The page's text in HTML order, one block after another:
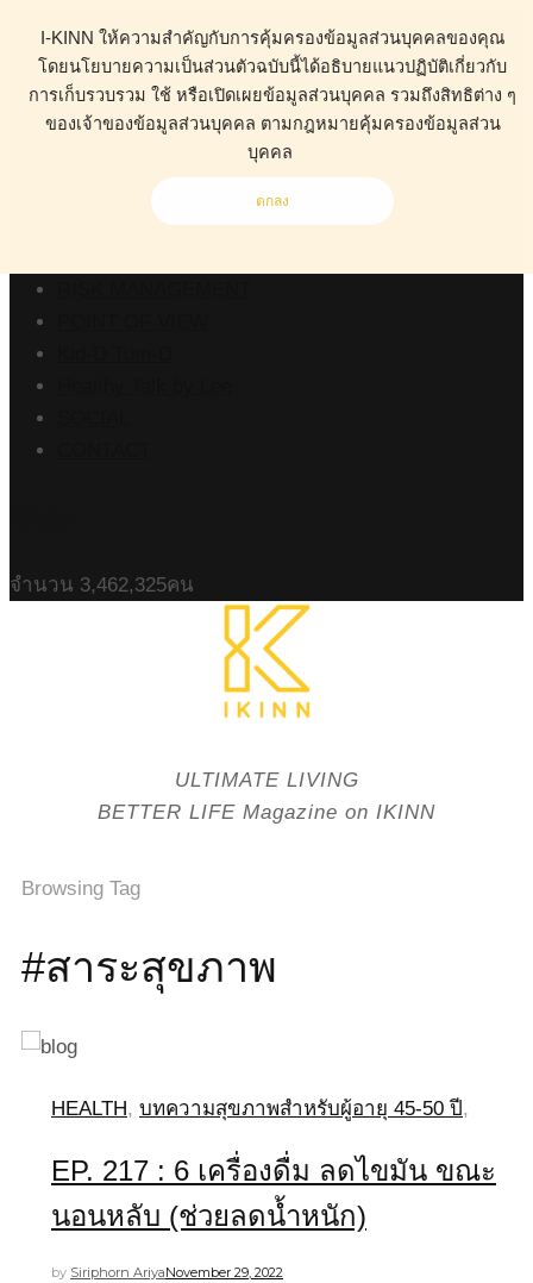
I-KINN ให้ความสำคัญกับการคุ้มครองข้อมูลส่วนบุคคลของคุณ
โดยนโยบายความเป็นส่วนตัวฉบับนี้ได้อธิบายแนวปฏิบัติเกี่ยวกับ
การเก็บรวบรวม ใช้ หรือเปิดเผยข้อมูลส่วนบุคคล รวมถึงสิทธิต่าง ๆ
ของเจ้าของข้อมูลส่วนบุคคล ตามกฎหมายคุ้มครองข้อมูลส่วน
บุคคล
ตกลง
ABOUT
BUSINESS
WORK CLINIC
จำนวน 3,462,325คน
ULTIMATE LIVING
BETTER LIFE Magazine on IKINN
Browsing Tag
#สาระสุขภาพ
HEALTH, บทความสุขภาพสำหรับผู้อายุ 45-50 ปี,
EP. 217 : 6 เครื่องดื่ม ลดไขมัน ขณะ
นอนหลับ (ช่วยลดน้ำหนัก)
by Siriphorn AriyaNovember 29, 2022